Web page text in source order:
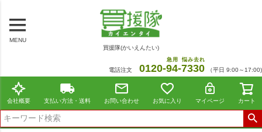
MENU
買援隊(かいえんたい)
電話注文 0120-94
急用
-7330
悩み去れ
（平日 9:00～17:00)
会社概要 支払い方法・送料 お問い合わせ お気に入り マイページ カート